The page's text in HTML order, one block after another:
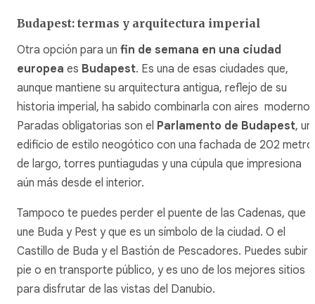
Budapest: termas y arquitectura imperial
Otra opción para un fin de semana en una ciudad
europea es Budapest. Es una de esas ciudades que,
aunque mantiene su arquitectura antigua, reflejo de su
historia imperial, ha sabido combinarla con aires
Paradas obligatorias son el Parlamento de Budapest, un
edificio de estilo neogótico con una fachada de 202
de largo, torres puntiagudas y una cúpula que impresiona
aún más desde el interior.
Tampoco te puedes perder el puente de las Cadenas, que
une Buda y Pest y que es un símbolo de la ciudad. O el
Castillo de Buda y el Bastión de Pescadores. Puedes subir
pie o en transporte público, y es uno de los mejores sitios
para disfrutar de las vistas del Danubio.